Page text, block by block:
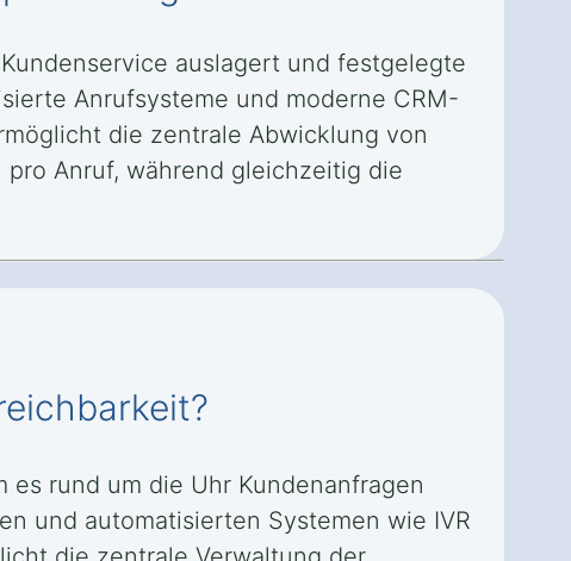
auslagert und festgelegte
Anrufsysteme und moderne CRM-
die zentrale Abwicklung von
Anruf, während gleichzeitig die
rund um die Uhr Kundenanfragen
und automatisierten Systemen wie IVR